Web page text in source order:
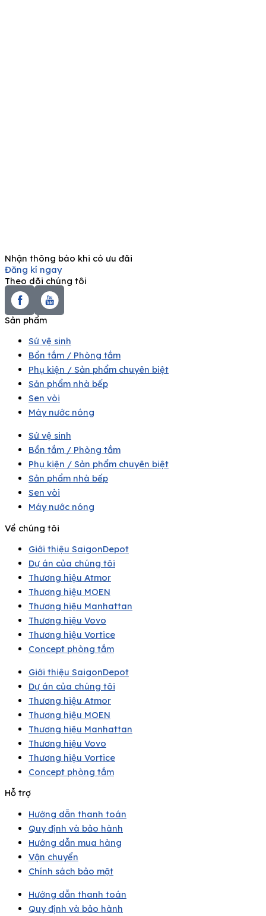
Nhận thông báo khi có ưu đãi
Đăng kí ngay
Theo dõi chúng tôi
Sản phẩm
Sứ vệ sinh
Bồn tắm / Phòng tắm
Phụ kiện / Sản phẩm chuyên biệt
Sản phẩm nhà bếp
Sen vòi
Máy nước nóng
Sứ vệ sinh
Bồn tắm / Phòng tắm
Phụ kiện / Sản phẩm chuyên biệt
Sản phẩm nhà bếp
Sen vòi
Máy nước nóng
Về chúng tôi
Giới thiệu SaigonDepot
Dự án của chúng tôi
Thương hiệu Atmor
Thương hiệu MOEN
Thương hiệu Manhattan
Thương hiệu Vovo
Thương hiệu Vortice
Concept phòng tắm
Giới thiệu SaigonDepot
Dự án của chúng tôi
Thương hiệu Atmor
Thương hiệu MOEN
Thương hiệu Manhattan
Thương hiệu Vovo
Thương hiệu Vortice
Concept phòng tắm
Hỗ trợ
Hướng dẫn thanh toán
Quy định và bảo hành
Hướng dẫn mua hàng
Vận chuyển
Chính sách bảo mật
Hướng dẫn thanh toán
Quy định và bảo hành